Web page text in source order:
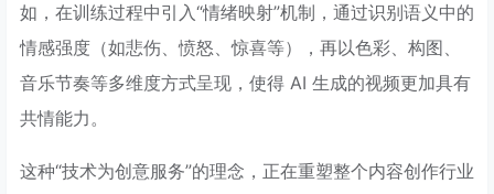
如，在训练过程中引入“情绪映射”机制，通过识别语义中的
情感强度（如悲伤、愤怒、惊喜等），再以色彩、构图、
音乐节奏等多维度方式呈现，使得 AI 生成的视频更加具有
共情能力。
这种“技术为创意服务”的理念，正在重塑整个内容创作行业